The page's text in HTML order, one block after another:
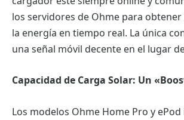
los servidores de Ohme para
la energía en tiempo real. La única
una señal móvil decente en el lugar
Capacidad de Carga Solar: Un
Los modelos Ohme Home Pro y